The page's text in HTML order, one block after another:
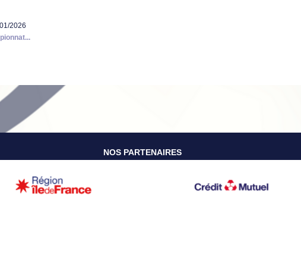
2026
NOS PARTENAIRES